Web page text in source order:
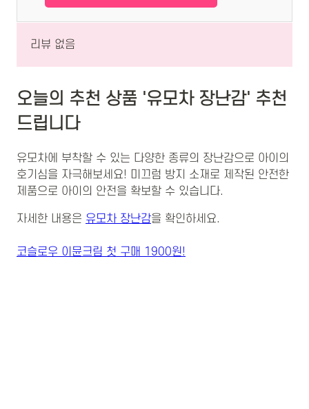
리뷰 없음
오늘의 추천 상품 '유모차 장난감' 추천
드립니다
유모차에 부착할 수 있는 다양한 종류의 장난감으로 아이의
호기심을 자극해보세요! 미끄럼 방지 소재로 제작된 안전한
제품으로 아이의 안전을 확보할 수 있습니다.
자세한 내용은 유모차 장난감을 확인하세요.
코슬로우 이뮨크림 첫 구매 1900원!